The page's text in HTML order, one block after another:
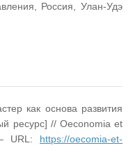
Россия, Улан-Удэ
как основа развития
ресурс] // Oeconomia et
URL: https://oecomia-et-